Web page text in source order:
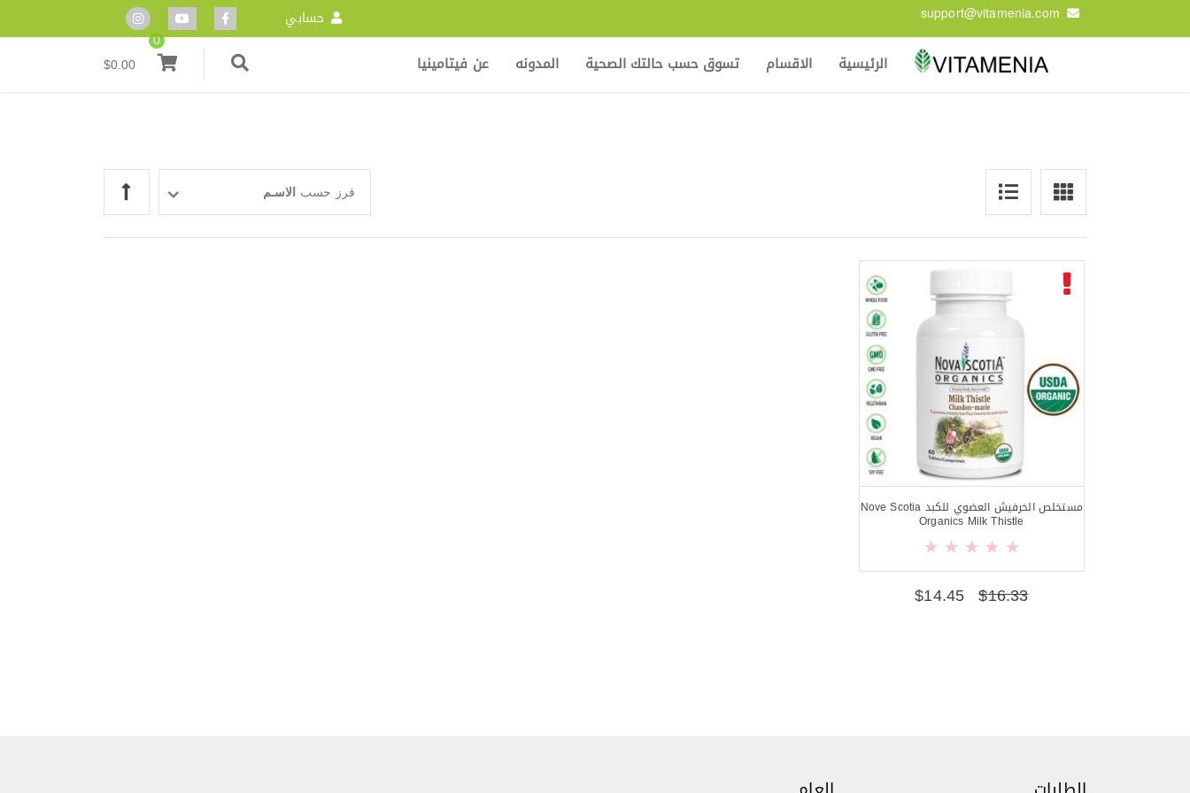
support@vitamenia.com حسابي
الرئيسية الاقسام تسوق حسب حالتك الصحية المدونه عن فيتامينيا
0
$0.00
فرز حسب الاسـم
مستخلص الخرفيش العضوي للكبد Nove Scotia
Organics Milk Thistle
$16.33
$14.45